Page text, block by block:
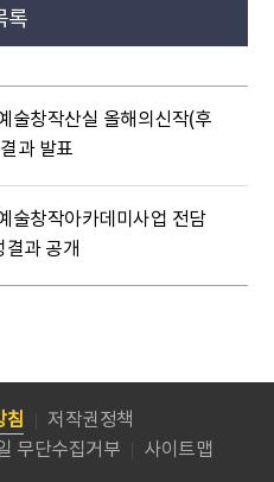
록
술창작산실 올해의신작(후
과 발표
술창작아카데미사업 전담
결과 공개
침
저작권정책
무단수집거부
사이트맵